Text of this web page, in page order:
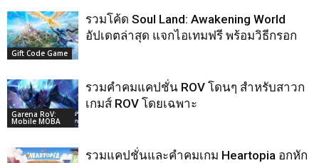
Gift Code Game
รวมโค้ด Soul Land: Awakening World
อัปเดตล่าสุด แจกไอเทมฟรี พร้อมวิธีกรอก
Garena RoV:
Mobile MOBA
รวมคำคมแคปชั่น ROV โดนๆ สำหรับสาวก
เกมส์ ROV โดยเฉพาะ
รวมแคปชั่นและคำคมเกม Heartopia อกหัก